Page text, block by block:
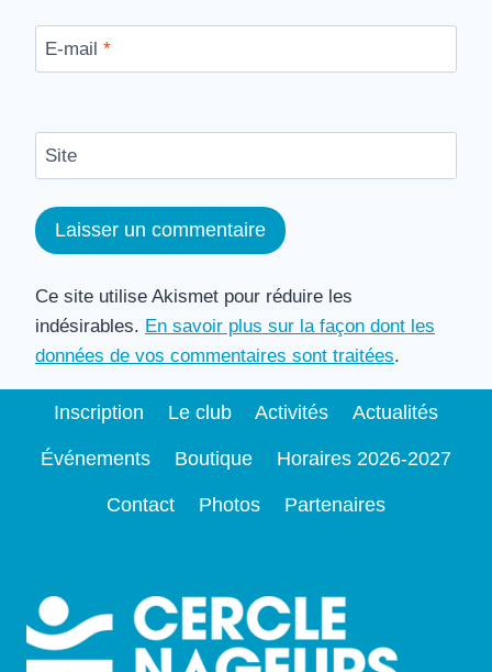
E-mail *
Site
Ce site utilise Akismet pour réduire les
indésirables. En savoir plus sur la façon dont les
données de vos commentaires sont traitées.
Inscription Le club Activités Actualités
Événements Boutique Horaires 2026-2027
Contact Photos Partenaires